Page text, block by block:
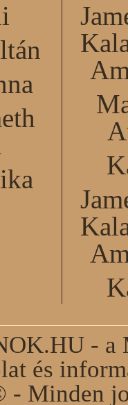
- a
és
- Minden